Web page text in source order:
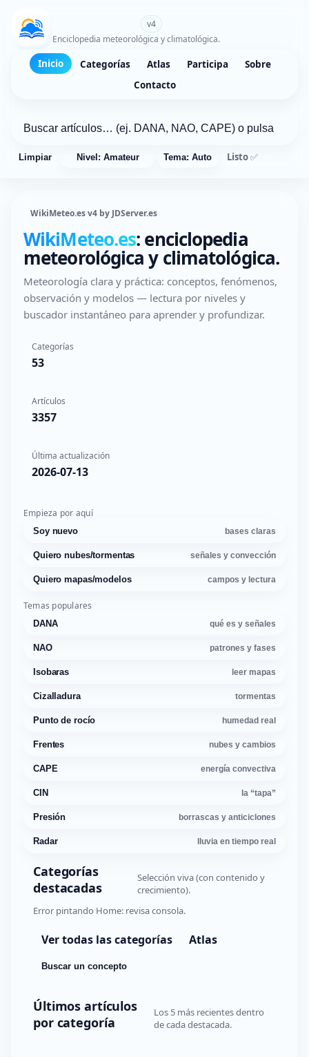
v4
Enciclopedia meteorológica y climatológica.
Inicio Categorías Atlas Participa
Sobre
Contacto
Limpiar Nivel: Amateur Tema: Auto Listo ✅
WikiMeteo.es v4 by JDServer.es
WikiMeteo.es: enciclopedia
meteorológica y climatológica.
Meteorología clara y práctica: conceptos, fenómenos,
observación y modelos — lectura por niveles y
buscador instantáneo para aprender y profundizar.
Categorías
53
Artículos
3357
Última actualización
2026-07-13
Empieza por aquí
Soy nuevo bases claras
Quiero nubes/tormentas señales y convección
Quiero mapas/modelos campos y lectura
Temas populares
DANA qué es y señales
NAO patrones y fases
Isobaras leer mapas
Cizalladura tormentas
Punto de rocío humedad real
Frentes nubes y cambios
CAPE energía convectiva
CIN la “tapa”
Presión borrascas y anticiclones
Radar lluvia en tiempo real
Categorías
destacadas
Selección viva (con contenido y
crecimiento).
Error pintando Home: revisa consola.
Ver todas las categorías Atlas
Buscar un concepto
Últimos artículos
por categoría
Los 5 más recientes dentro
de cada destacada.